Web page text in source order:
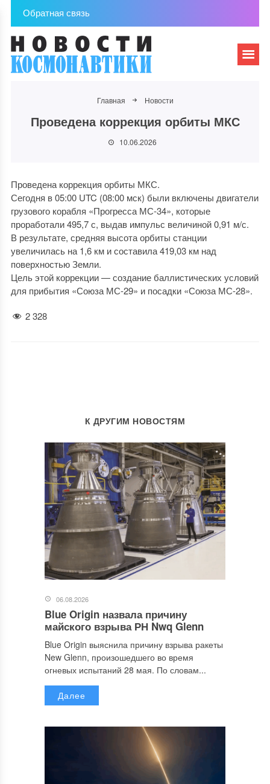
Обратная связь
Главная Новости
Проведена коррекция орбиты МКС
10.06.2026
Проведена коррекция орбиты МКС.
Сегодня в 05:00 UTC (08:00 мск) были включены двигатели
грузового корабля «Прогресса МС-34», которые
проработали 495,7 с, выдав импульс величиной 0,91 м/с.
В результате, средняя высота орбиты станции
увеличилась на 1,6 км и составила 419,03 км над
поверхностью Земли.
Цель этой коррекции — создание баллистических условий
для прибытия «Союза МС-29» и посадки «Союза МС-28».
2 328
К ДРУГИМ НОВОСТЯМ
06.08.2026
Blue Origin назвала причину
майского взрыва РН Nwq Glenn
Blue Origin выяснила причину взрыва ракеты
New Glenn, произошедшего во время
огневых испытаний 28 мая. По словам...
Далее